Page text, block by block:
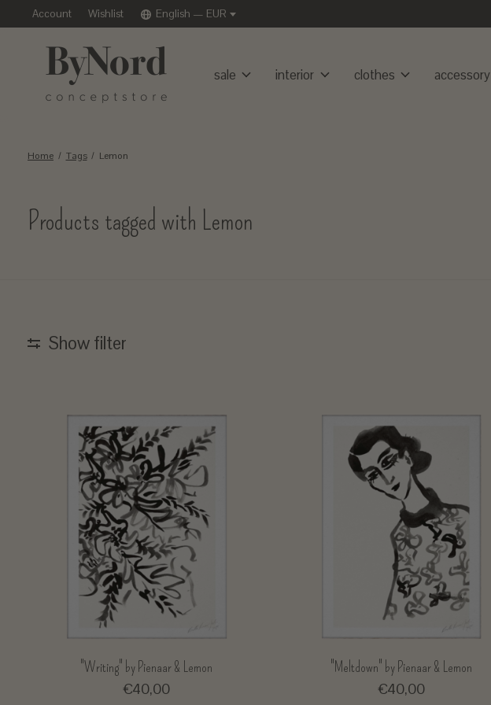
Account Wishlist English — EUR
sale interior clothes accessory
Home / Tags / Lemon
Products tagged with Lemon
Show filter
"Writing" by Pienaar & Lemon
€40,00
"Meltdown" by Pienaar & Lemon
€40,00